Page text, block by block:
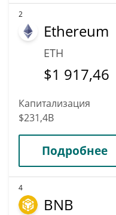
2
Ethereum
ETH
$1 917,46
Капитализация
$231,4B
Подробнее
4
BNB